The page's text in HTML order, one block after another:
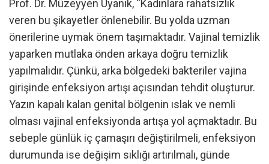
Prof. Dr. Müzeyyen Uyanık, “Kadınlara rahatsızlık
veren bu şikayetler önlenebilir. Bu yolda uzman
önerilerine uymak önem taşımaktadır. Vajinal temizlik
yaparken mutlaka önden arkaya doğru temizlik
yapılmalıdır. Çünkü, arka bölgedeki bakteriler vajina
girişinde enfeksiyon artışı açısından tehdit oluşturur.
Yazın kapalı kalan genital bölgenin ıslak ve nemli
olması vajinal enfeksiyonda artışa yol açmaktadır. Bu
sebeple günlük iç çamaşırı değiştirilmeli, enfeksiyon
durumunda ise değişim sıklığı artırılmalı, günde